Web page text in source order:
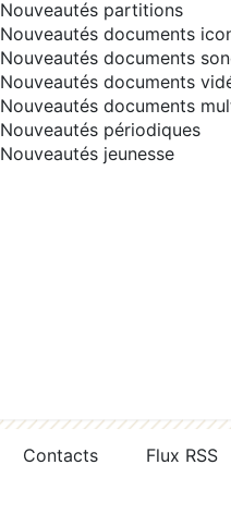
Nouveautés partitions
Nouveautés documents
Nouveautés documents
Nouveautés documents
Nouveautés documents
Nouveautés périodiques
Nouveautés jeunesse
Contacts Flux RSS